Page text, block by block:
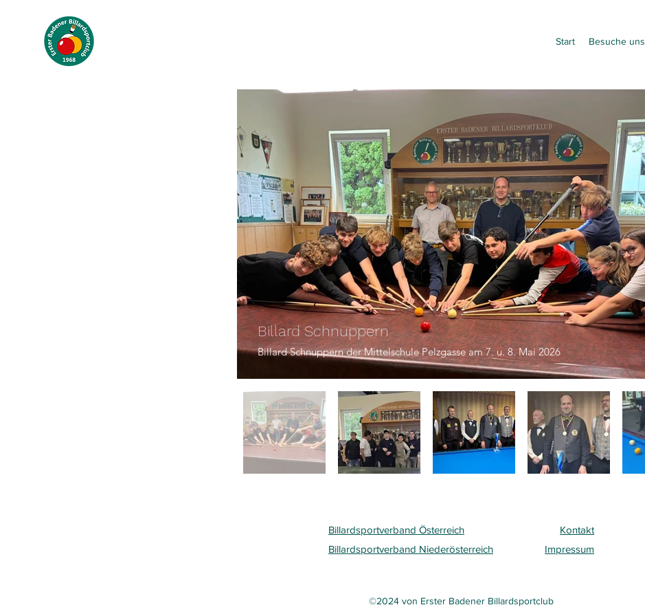
Start Besuche uns
Billard Schnuppern
Billard Schnuppern der Mittelschule Pelzgasse am 7. u. 8. Mai 2026
Billardsportverband Österreich
Billardsportverband Niederösterreich
Kontakt
Impressum
©2024 von Erster Badener Billardsportclub